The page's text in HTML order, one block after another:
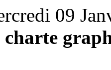
09
charte